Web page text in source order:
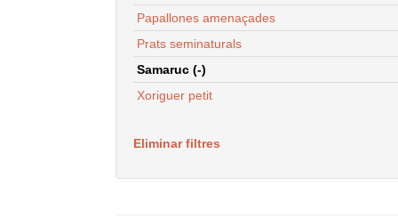
Papallones amenaçades
Prats seminaturals
Samaruc (-)
Xoriguer petit
Eliminar filtres